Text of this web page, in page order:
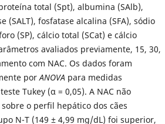
total (Spt), albumina (SAlb),
(SALT), fosfatase alcalina (SFA), sódio
(SP), cálcio total (SCat) e cálcio
avaliados previamente, 15, 30,
com NAC. Os dados foram
porANOVApara medidas
Tukey (α = 0,05). A NAC não
o perfil hepático dos cães
N-T (149 ± 4,99 mg/dL) foi superior,